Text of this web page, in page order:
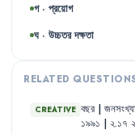
গ · প্রয়োগ
ঘ · উচ্চতর দক্ষতা
RELATED
CREATIVE বছর |
১৯৯১ | ২.১৭